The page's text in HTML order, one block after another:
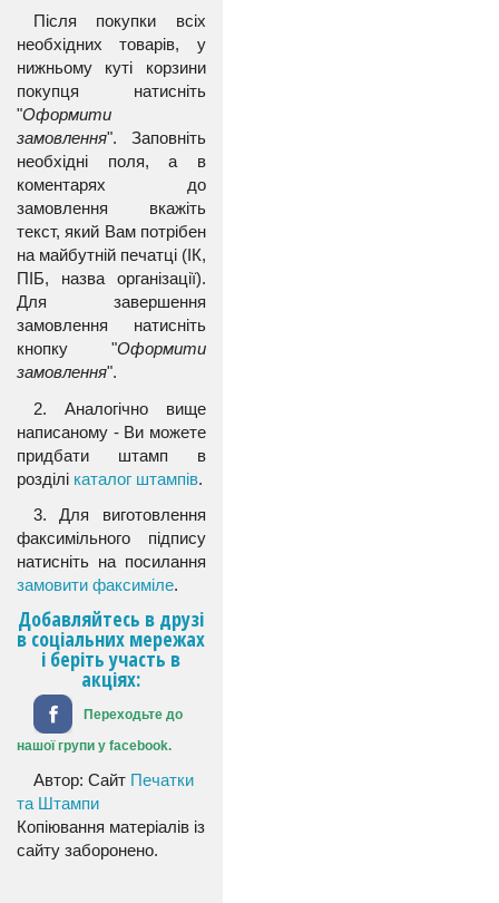
Після покупки всіх
необхідних товарів, у
нижньому куті корзини
покупця натисніть
"Оформити
замовлення". Заповніть
необхідні поля, а в
коментарях до
замовлення вкажіть
текст, який Вам потрібен
на майбутній печатці (ІК,
ПІБ, назва організації).
Для завершення
замовлення натисніть
кнопку "Оформити
замовлення".
2. Аналогічно вище
написаному - Ви можете
придбати штамп в
розділі каталог штампів.
3. Для виготовлення
факсимільного підпису
натисніть на посилання
замовити факсиміле.
Добавляйтесь в друзі
в соціальних мережах
і беріть участь в
акціях:
Переходьте до
нашої групи у facebook.
Автор: Сайт Печатки
та Штампи
Копіювання матеріалів із
сайту заборонено.